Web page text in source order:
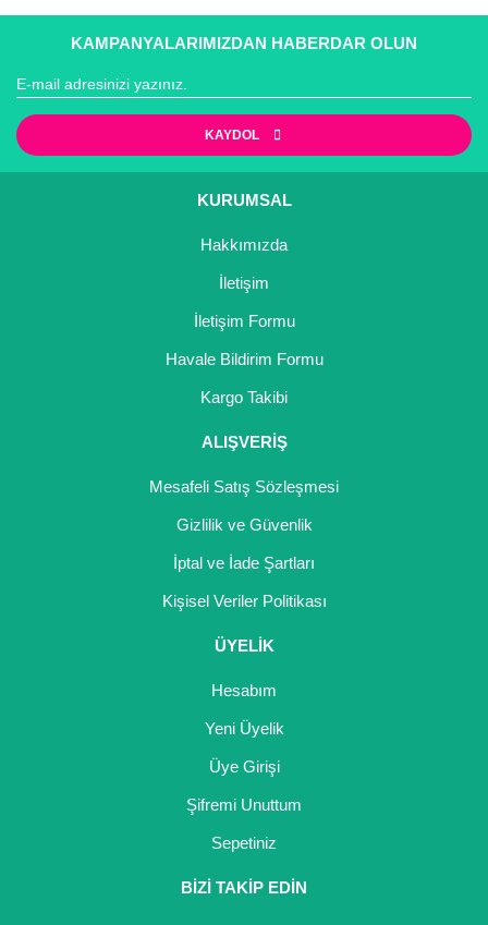
KAMPANYALARIMIZDAN HABERDAR OLUN
KAYDOL
KURUMSAL
Hakkımızda
İletişim
İletişim Formu
Havale Bildirim Formu
Kargo Takibi
ALIŞVERİŞ
Mesafeli Satış Sözleşmesi
Gizlilik ve Güvenlik
İptal ve İade Şartları
Kişisel Veriler Politikası
ÜYELİK
Hesabım
Yeni Üyelik
Üye Girişi
Şifremi Unuttum
Sepetiniz
BİZİ TAKİP EDİN